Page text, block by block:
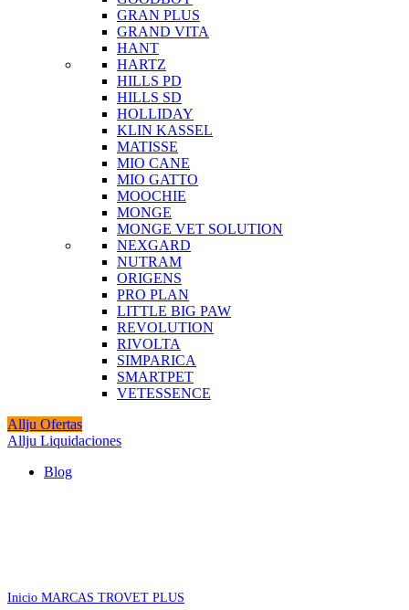
GRAN PLUS
GRAND VITA
HANT
HARTZ
HILLS PD
HILLS SD
HOLLIDAY
KLIN KASSEL
MATISSE
MIO CANE
MIO GATTO
MOOCHIE
MONGE
MONGE VET SOLUTION
NEXGARD
NUTRAM
ORIGENS
PRO PLAN
LITTLE BIG PAW
REVOLUTION
RIVOLTA
SIMPARICA
SMARTPET
VETESSENCE
Allju Ofertas
Allju Liquidaciones
Blog
Inicio MARCAS TROVET PLUS